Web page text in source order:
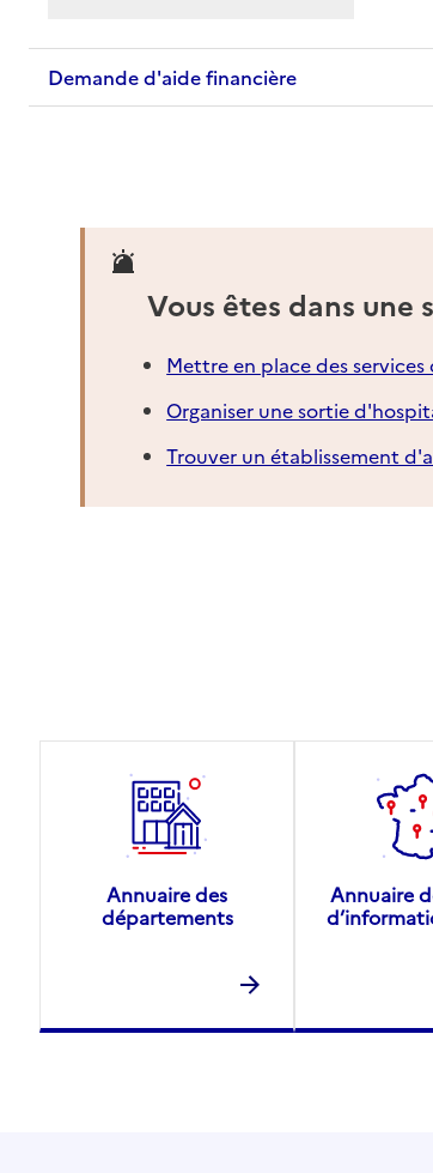
Demande d'aide financière
Vous êtes dans une
Mettre en place des
Organiser une sortie
Trouver un établissement
Annuaire des
départements
Annuaire